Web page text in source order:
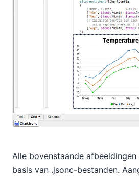
Alle bovenstaande
basis van .jsonc-bestanden.